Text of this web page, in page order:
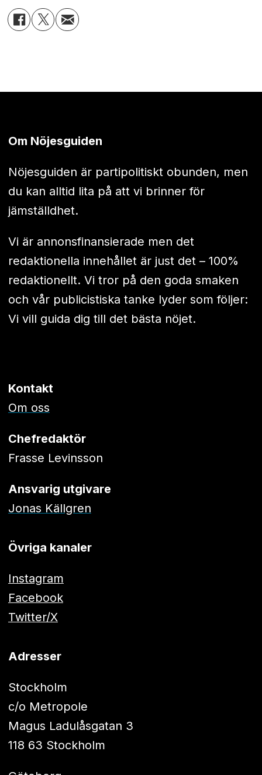
Om Nöjesguiden
Nöjesguiden är partipolitiskt obunden, men
du kan alltid lita på att vi brinner för
jämställdhet.
Vi är annonsfinansierade men det
redaktionella innehållet är just det – 100%
redaktionellt. Vi tror på den goda smaken
och vår publicistiska tanke lyder som följer:
Vi vill guida dig till det bästa nöjet.
Kontakt
Om oss
Chefredaktör
Frasse Levinsson
Ansvarig utgivare
Jonas Källgren
Övriga kanaler
Instagram
Facebook
Twitter/X
Adresser
Stockholm
c/o Metropole
Magus Ladulåsgatan 3
118 63 Stockholm